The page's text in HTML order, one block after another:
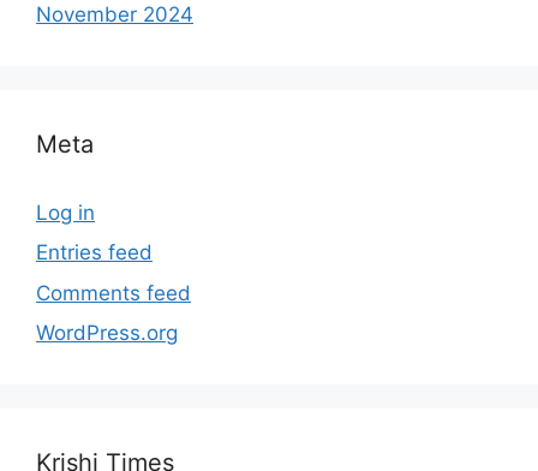
November 2024
Meta
Log in
Entries feed
Comments feed
WordPress.org
Krishi Times